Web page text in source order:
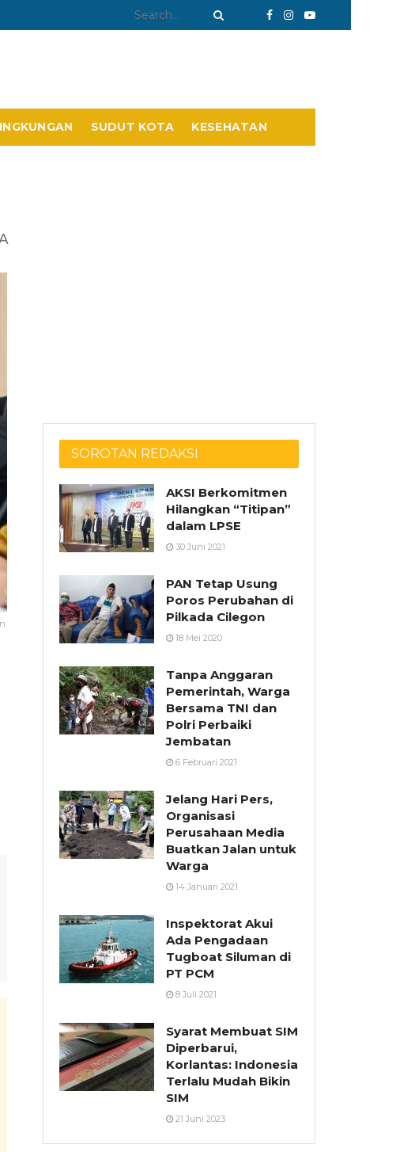
SUDUT KOTA KESEHATAN
SOROTAN REDAKSI
AKSI Berkomitmen
Hilangkan “Titipan”
dalam LPSE
30 Juni 2021
PAN Tetap Usung
Poros Perubahan di
Pilkada Cilegon
18 Mei 2020
Tanpa Anggaran
Pemerintah, Warga
Bersama TNI dan
Polri Perbaiki
Jembatan
6 Februari 2021
Jelang Hari Pers,
Organisasi
Perusahaan Media
Buatkan Jalan untuk
Warga
14 Januari 2021
Inspektorat Akui
Ada Pengadaan
Tugboat Siluman di
PT PCM
8 Juli 2021
Syarat Membuat SIM
Diperbarui,
Korlantas: Indonesia
Terlalu Mudah Bikin
SIM
21 Juni 2023